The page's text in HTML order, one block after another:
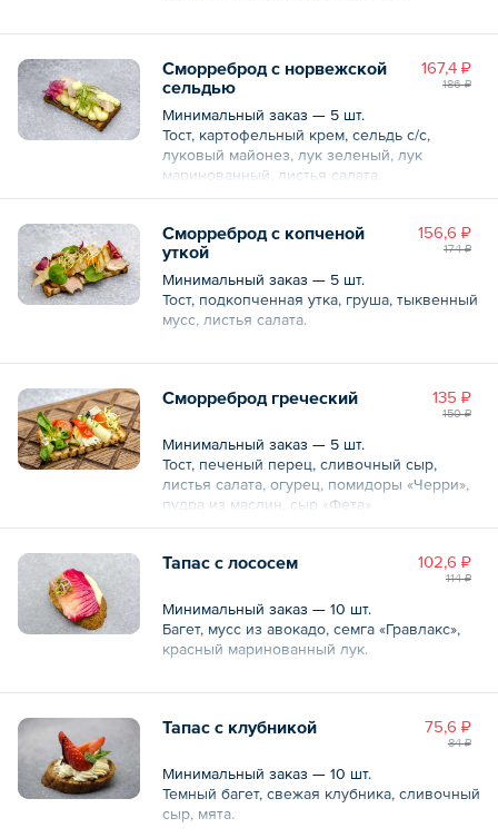
Общий вес – 60 г
167,4 ₽
186 ₽
Сморреброд с норвежской
сельдью
Минимальный заказ — 5 шт.
Тост, картофельный крем, сельдь с/с,
луковый майонез, лук зеленый, лук
маринованный, листья салата.
156,6 ₽
174 ₽
Сморреброд с копченой
уткой
Минимальный заказ — 5 шт.
Тост, подкопченная утка, груша, тыквенный
мусс, листья салата.
Общий вес – 60 г
135 ₽
150 ₽
Сморреброд греческий
Минимальный заказ — 5 шт.
Тост, печеный перец, сливочный сыр,
листья салата, огурец, помидоры «Черри»,
пудра из маслин, сыр «Фета».
102,6 ₽
114 ₽
Тапас с лососем
Минимальный заказ — 10 шт.
Багет, мусс из авокадо, семга «Гравлакс»,
красный маринованный лук.
Общий вес – 40 г
75,6 ₽
84 ₽
Тапас с клубникой
Минимальный заказ — 10 шт.
Темный багет, свежая клубника, сливочный
сыр, мята.